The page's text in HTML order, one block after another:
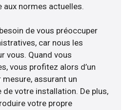
normes actuelles.
de vous préoccuper
car nous les
vous. Quand vous
vous profitez alors d’un
assurant un
votre installation. De plus,
votre propre